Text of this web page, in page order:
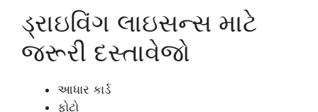
ડ્રાઇવિંગ લાઇસન્સ માટે
જરૂરી દસ્તાવેજો
આધાર કાર્ડ
ફોટો